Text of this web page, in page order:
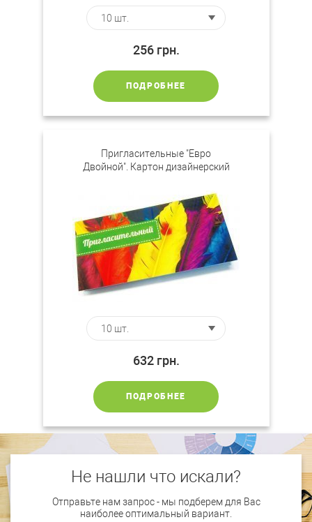
256 грн.
ПОДРОБНЕЕ
Пригласительные "Евро
Двойной". Картон дизайнерский
632 грн.
ПОДРОБНЕЕ
Не нашли что искали?
Отправьте нам запрос - мы подберем для Вас
наиболее оптимальный вариант.